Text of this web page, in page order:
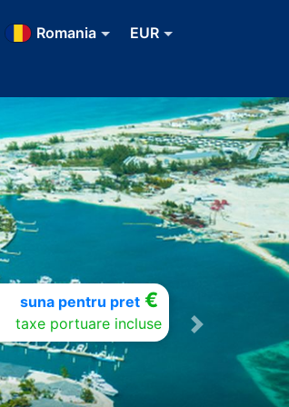
Romania EUR
suna pentru pret€
taxe portuare incluse
Next